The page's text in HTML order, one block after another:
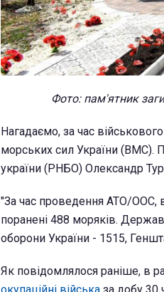
Фото: пам'ятник
Нагадаємо, за час
морських сил України (ВМС).
україни (РНБО) Олександр
"За час проведення АТО/ООС,
поранені 488 моряків.
оборони України - 1515,
Як повідомлялося раніше, в